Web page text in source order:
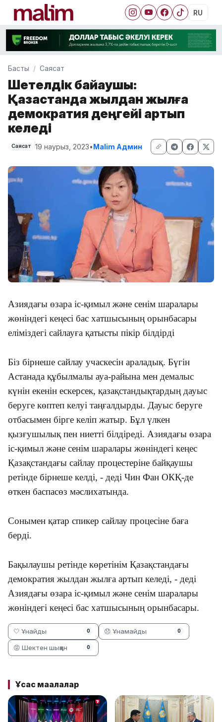
RU
Басты Саясат
Шетелдік байқаушы:
Қазақстанда жылдан жылға
демократия деңгейі артып
келеді
Саясат 19 наурыз, 2023•Malim Админ
Азиядағы өзара іс-қимыл және сенім шаралары
жөніндегі кеңесі бас хатшысының орынбасары
еліміздегі сайлауға қатысты пікір білдірді
Біз бірнеше сайлау учаскесін араладық. Бүгін
Астанада құбылмалы ауа-райына мен демалыс
күнін екенін ескерсек, қазақстандықтардың дауыс
беруге көптеп келуі таңғалдырды. Дауыс беруге
отбасымен бірге келіп жатыр. Бұл үлкен
қызғушылық пен ниетті білдіреді. Азиядағы өзара
іс-қимыл және сенім шаралары жөніндегі кеңес
Қазақстандағы сайлау процестеріне байқаушы
ретінде бірнеше келді, - деді Чин Фан ОКҚ-де
өткен баспасөз мәслихатында.
Сонымен қатар спикер сайлау процесіне баға
берді.
Бақылаушы ретінде көретінім Қазақстандағы
демократия жылдан жылға артып келеді, - деді
Азиядағы өзара іс-қимыл және сенім шаралары
жөніндегі кеңесі бас хатшысының орынбасары.
🤍 Ұнайды 0 😞 Ұнамайды 0
😡 Шектен шыққан 0
Ұқсас мақалалар